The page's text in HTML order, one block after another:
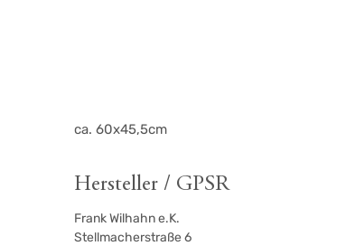
ca. 60x45,5cm
Hersteller / GPSR
Frank Wilhahn e.K.
Stellmacherstraße 6